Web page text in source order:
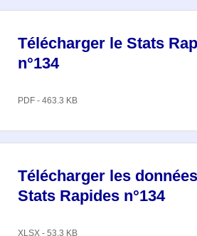
Télécharger le Stats
n°134
PDF - 463.3 KB
Télécharger les
Stats Rapides n°134
XLSX - 53.3 KB